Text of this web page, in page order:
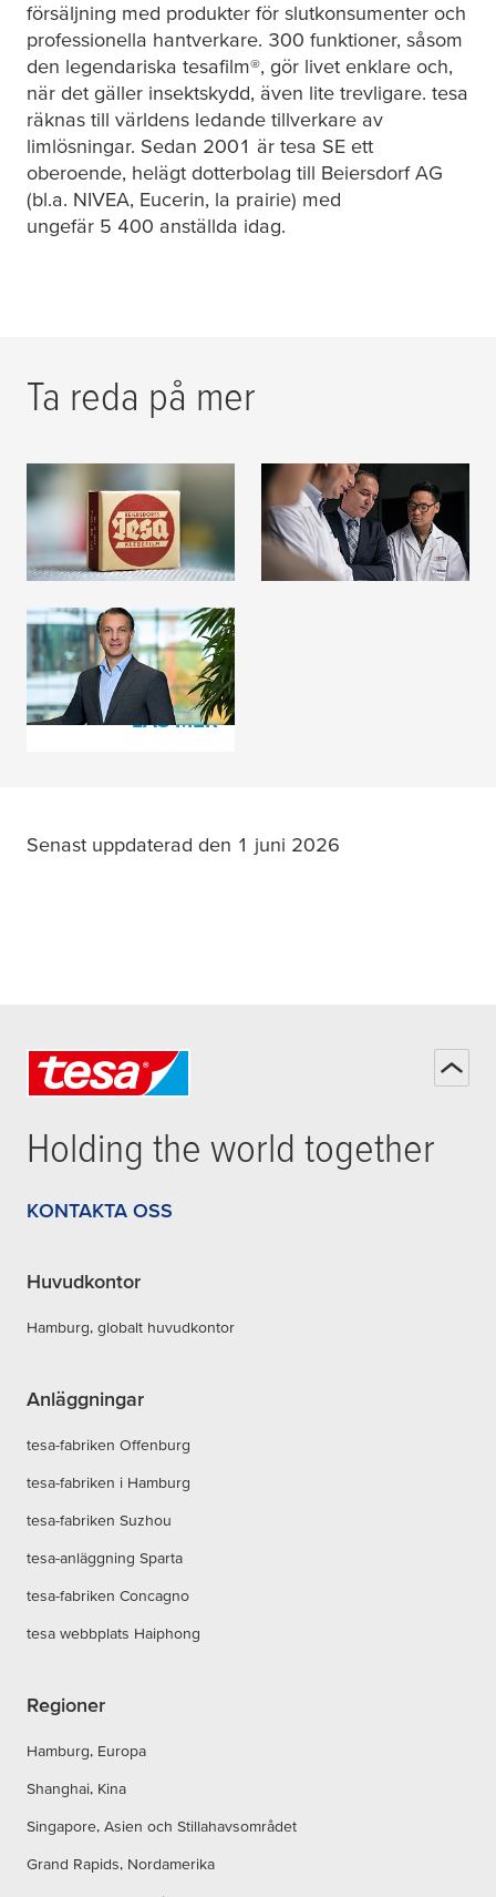
försäljning med produkter för slutkonsumenter och
professionella hantverkare. 300 funktioner, såsom
den legendariska tesafilm®, gör livet enklare och,
när det gäller insektskydd, även lite trevligare. tesa
räknas till världens ledande tillverkare av
limlösningar. Sedan 2001 är tesa SE ett
oberoende, helägt dotterbolag till Beiersdorf AG
(bl.a. NIVEA, Eucerin, la prairie) med
ungefär 5 400 anställda idag.
Ta reda på mer
Historik
LÄS MER
Medlemskap
LÄS MER
Bolagsledning &
styrelse
LÄS MER
Senast uppdaterad den 1 juni 2026
Holding the world together
KONTAKTA OSS
Huvudkontor
Hamburg, globalt huvudkontor
Anläggningar
tesa-fabriken Offenburg
tesa-fabriken i Hamburg
tesa-fabriken Suzhou
tesa-anläggning Sparta
tesa-fabriken Concagno
tesa webbplats Haiphong
Regioner
Hamburg, Europa
Shanghai, Kina
Singapore, Asien och Stillahavsområdet
Grand Rapids, Nordamerika